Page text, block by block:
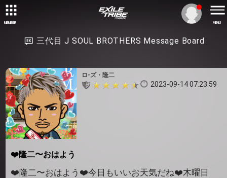
MEMBER MENU
三代目 J SOUL BROTHERS Message Board
ロ-ズ・隆二
2023-09-14 07:23:59
❤️隆二〜おはよう
❤️隆二〜おはよう❤️今日もいいお天気だね❤️木曜日